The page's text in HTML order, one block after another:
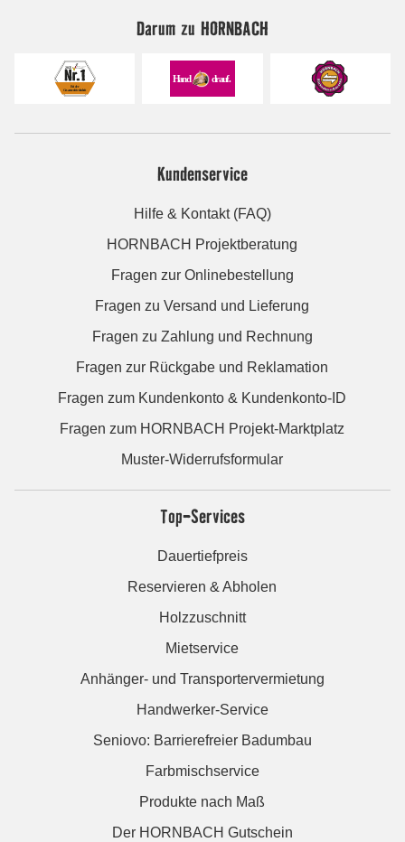
Darum zu HORNBACH
Kundenservice
Hilfe & Kontakt (FAQ)
HORNBACH Projektberatung
Fragen zur Onlinebestellung
Fragen zu Versand und Lieferung
Fragen zu Zahlung und Rechnung
Fragen zur Rückgabe und Reklamation
Fragen zum Kundenkonto & Kundenkonto-ID
Fragen zum HORNBACH Projekt-Marktplatz
Muster-Widerrufsformular
Top-Services
Dauertiefpreis
Reservieren & Abholen
Holzzuschnitt
Mietservice
Anhänger- und Transportervermietung
Handwerker-Service
Seniovo: Barrierefreier Badumbau
Farbmischservice
Produkte nach Maß
Der HORNBACH Gutschein